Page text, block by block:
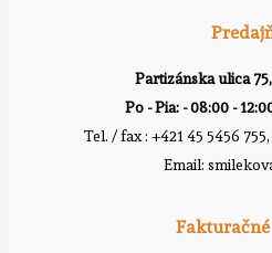
Partizánska ulica
Po - Pia: - 08:00 -
Tel. / fax : +421 45 5456
Email: